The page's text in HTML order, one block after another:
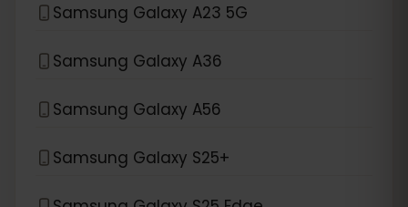
Samsung Galaxy A23 5G
Samsung Galaxy A36
Samsung Galaxy A56
Samsung Galaxy S25+